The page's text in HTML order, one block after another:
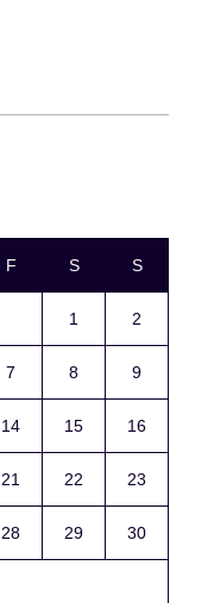
F S S
1 2
7 8 9
14 15 16
21 22 23
28 29 30